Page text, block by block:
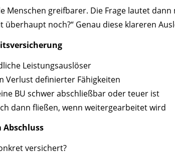
Menschen greifbarer. Die Frage lautet
überhaupt noch?“ Genau diese klareren
Leistungsauslöser
Verlust definierter Fähigkeiten
BU schwer abschließbar oder teuer ist
dann fließen, wenn weitergearbeitet wird
Abschluss
versichert?